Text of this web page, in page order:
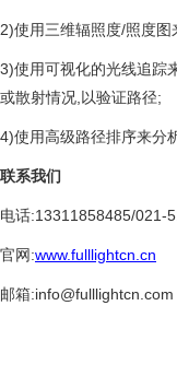
2)使用三维辐照度/照度
3)使用可视化的光线追踪
或散射情况,以验证路径;
4)使用高级路径排序来分
联系我们
电话:13311858485/021-
官网:www.fulllightcn.cn
邮箱:info@fulllightcn.com